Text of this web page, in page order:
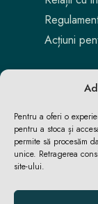
Pentru a oferi o
pentru a stoca și
permite să procesăm
unice. Retragerea
site-ului.
Acțiuni